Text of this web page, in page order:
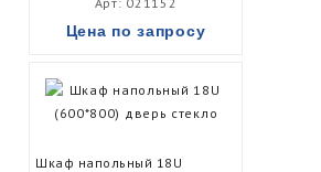
Цена по запросу
Шкаф напольный 18U